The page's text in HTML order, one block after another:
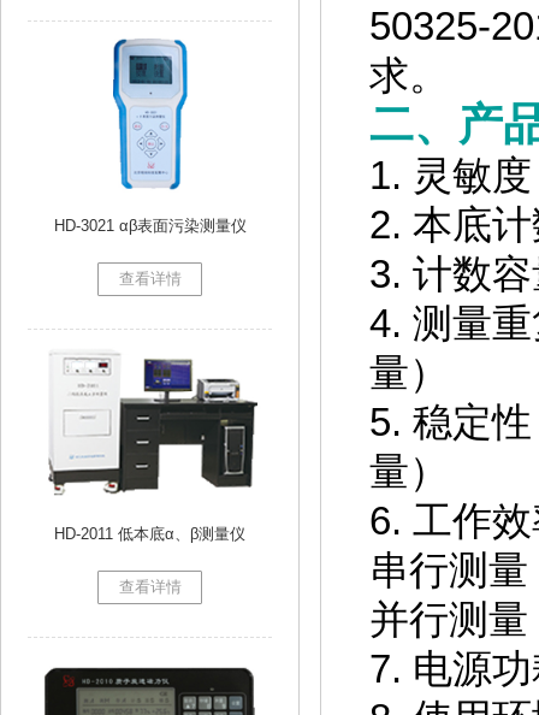
查看详情
查看详情
50325-
求。
二、产
1. 灵敏
2. 本底
3. 计数
4. 测量
量）
5. 稳定
量）
6. 工作
串行测
并行测量
7. 电源